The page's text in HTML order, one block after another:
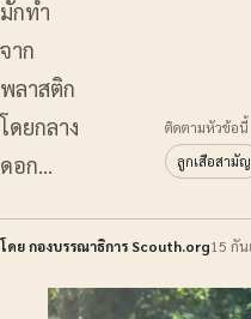
มักทำ
จาก
พลาสติก
โดยกลาง
ดอก…
ติดตามหัวข้อนี้
ลูกเสือสามัญ
โดย กองบรรณาธิการ Scouth.org15 กั